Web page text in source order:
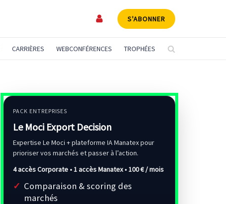
S'ABONNER
CARRIÈRES WEBCONFÉRENCES TROPHÉES
PACK ENTREPRISES
Le Moci Export Decision
Expertise Le Moci + plateforme IA Manatex pour
prioriser vos marchés et passer à l’action.
4 accès Corporate • 1 accès Manatex •100 € / mois
Comparaison & scoring des
marchés